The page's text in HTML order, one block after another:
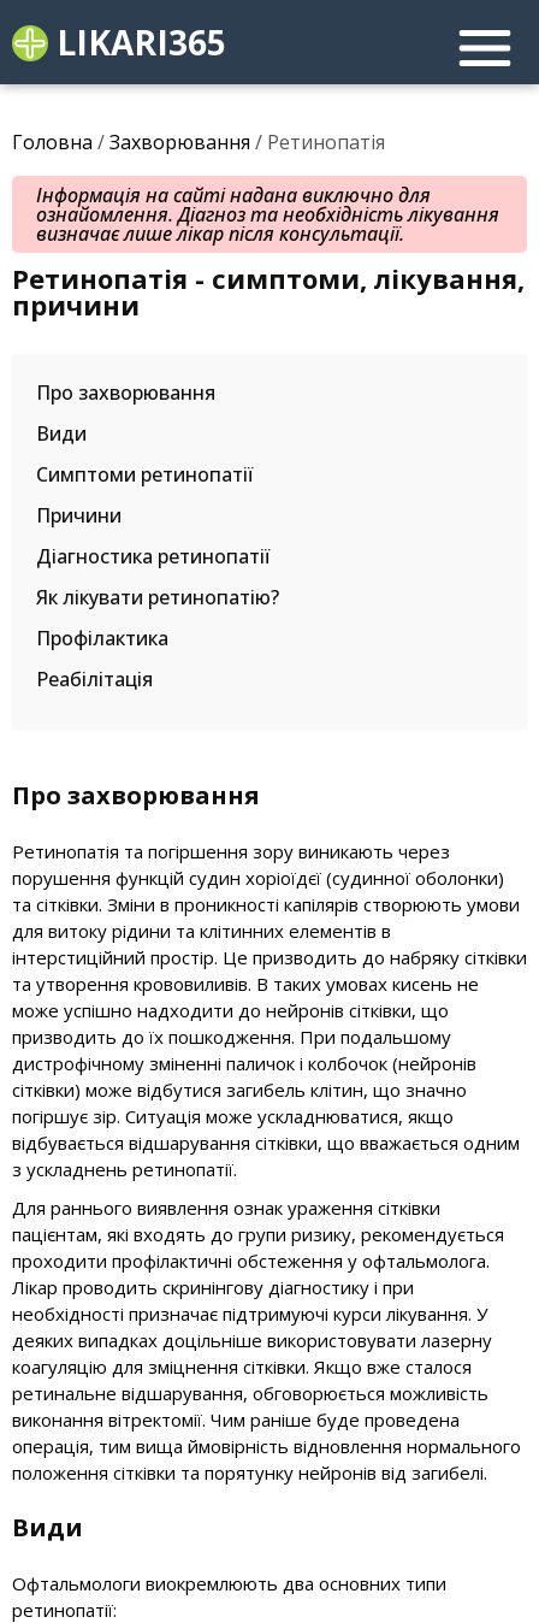
LIKARI365
Головна /Захворювання / Ретинопатія
Інформація на сайті надана виключно для
ознайомлення. Діагноз та необхідність лікування
визначає лише лікар після консультації.
Ретинопатія - симптоми, лікування,
причини
Про захворювання
Види
Симптоми ретинопатії
Причини
Діагностика ретинопатії
Як лікувати ретинопатію?
Профілактика
Реабілітація
Про захворювання
Ретинопатія та погіршення зору виникають через
порушення функцій судин хоріоїдєї (судинної оболонки)
та сітківки. Зміни в проникності капілярів створюють умови
для витоку рідини та клітинних елементів в
інтерстиційний простір. Це призводить до набряку сітківки
та утворення крововиливів. В таких умовах кисень не
може успішно надходити до нейронів сітківки, що
призводить до їх пошкодження. При подальшому
дистрофічному зміненні паличок і колбочок (нейронів
сітківки) може відбутися загибель клітин, що значно
погіршує зір. Ситуація може ускладнюватися, якщо
відбувається відшарування сітківки, що вважається одним
з ускладнень ретинопатії.
Для раннього виявлення ознак ураження сітківки
пацієнтам, які входять до групи ризику, рекомендується
проходити профілактичні обстеження у офтальмолога.
Лікар проводить скринінгову діагностику і при
необхідності призначає підтримуючі курси лікування. У
деяких випадках доцільніше використовувати лазерну
коагуляцію для зміцнення сітківки. Якщо вже сталося
ретинальне відшарування, обговорюється можливість
виконання вітректомії. Чим раніше буде проведена
операція, тим вища ймовірність відновлення нормального
положення сітківки та порятунку нейронів від загибелі.
Види
Офтальмологи виокремлюють два основних типи
ретинопатії: